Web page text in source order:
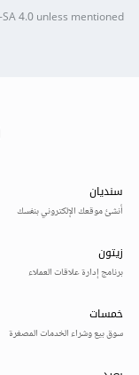
SA 4.0unless mentioned